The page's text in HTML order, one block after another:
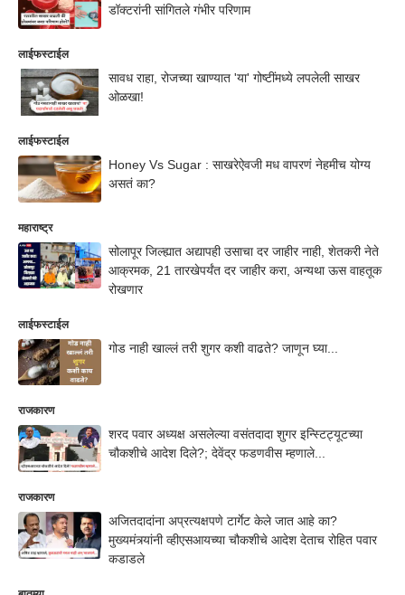
डॉक्टरांनी सांगितले गंभीर परिणाम
लाईफस्टाईल
सावध राहा, रोजच्या खाण्यात 'या' गोष्टींमध्ये लपलेली साखर
ओळखा!
लाईफस्टाईल
Honey Vs Sugar : साखरेऐवजी मध वापरणं नेहमीच योग्य
असतं का?
महाराष्ट्र
सोलापूर जिल्ह्यात अद्यापही उसाचा दर जाहीर नाही, शेतकरी नेते
आक्रमक, 21 तारखेपर्यंत दर जाहीर करा, अन्यथा ऊस वाहतूक
रोखणार
लाईफस्टाईल
गोड नाही खाल्लं तरी शुगर कशी वाढते? जाणून घ्या...
राजकारण
शरद पवार अध्यक्ष असलेल्या वसंतदादा शुगर इन्स्टिट्यूटच्या
चौकशीचे आदेश दिले?; देवेंद्र फडणवीस म्हणाले...
राजकारण
अजितदादांना अप्रत्यक्षपणे टार्गेट केले जात आहे का?
मुख्यमंत्र्यांनी व्हीएसआयच्या चौकशीचे आदेश देताच रोहित पवार
कडाडले